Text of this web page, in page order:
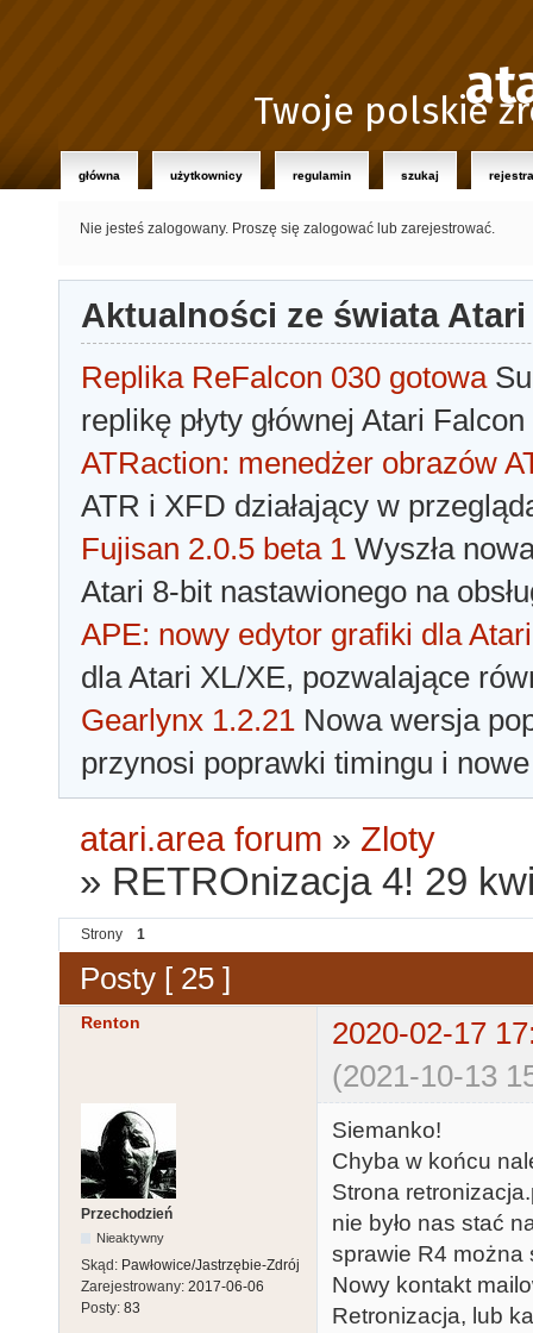
Twoje polskie
główna użytkownicy regulamin szukaj
Nie jesteś zalogowany. Proszę się zalogować lub zarejestrować.
Aktualności ze świata Atari
Replika ReFalcon 030 gotowa
replikę płyty głównej Atari
ATRaction: menedżer obrazów
ATR i XFD działający w
Fujisan 2.0.5 beta 1 Wyszła
Atari 8-bit nastawionego na
APE: nowy edytor grafiki dla Atari
dla Atari XL/XE, pozwalające
Gearlynx 1.2.21 Nowa wersja
przynosi poprawki timingu i
atari.area forum » Zloty
» RETROnizacja 4! 29
Strony 1
Posty [ 25 ]
Renton
2020-02-17
(2021-10-13
Przechodzień
Nieaktywny
Skąd: Pawłowice/Jastrzębie-Zdrój
Zarejestrowany: 2017-06-06
Posty: 83
Siemanko!
Chyba w końcu
Strona
nie było nas stać
sprawie R4 można
Nowy kontakt
Retronizacja, lub